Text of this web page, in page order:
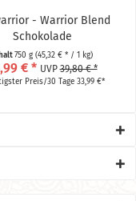
- Warrior Blend
Schokolade
750 g (45,32 € * / 1 kg)
€ * UVP39,80 € *
Preis/30 Tage 33,99 €*